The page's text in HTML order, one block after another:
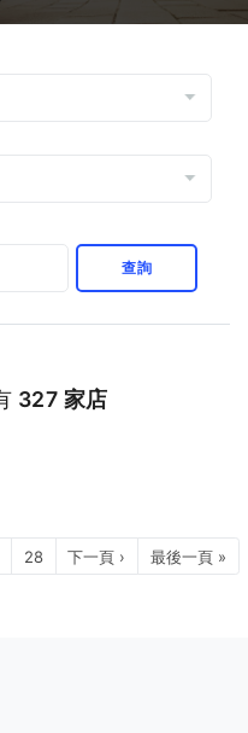
查詢
327 家店
28 下一頁 › 最後一頁 »